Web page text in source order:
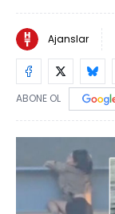
Ajanslar
ABONE OL